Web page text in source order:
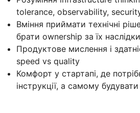
tolerance, observability,
Вміння приймати технічні
брати ownership за їх наслідки
Продуктове мислення і
speed vs quality
Комфорт у стартапі, де
інструкції, а самому